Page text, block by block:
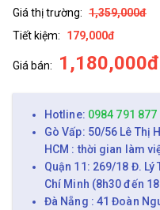
Giá thị trường: 1,359,000đ
Tiết kiệm:
179,000đ
Giá bán: 1,180,000đ
Hotline: 0984 791 877
Gò Vấp: 50/56 Lê Thị
HCM : thời gian làm
Quận 11: 269/18 Đ. Lý
Chí Minh (8h30 đến
Đà Nẵng : 41 Đoàn